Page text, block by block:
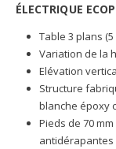
ÉLECTRIQUE
Table 3 plans
Variation de la
Elévation
Structure
blanche époxy
Pieds de 70
antidérapantes